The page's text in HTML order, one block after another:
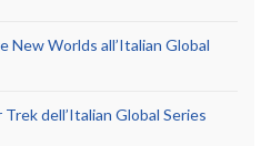
New Worlds all’Italian Global
dell’Italian Global Series